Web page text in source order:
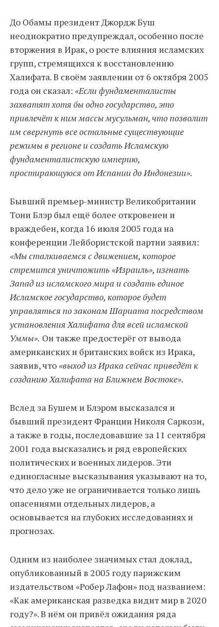
До Обамы президент Джордж Буш
неоднократно предупреждал, особенно после
вторжения в Ирак, о росте влияния исламских
групп, стремящихся к восстановлению
Халифата. В своём заявлении от 6 октября 2005
года он сказал: «Если фундаменталисты
захватят хотя бы одно государство, это
привлечёт к ним массы мусульман, что позволит
им свергнуть все остальные существующие
режимы в регионе и создать Исламскую
фундаменталистскую империю,
простирающуюся от Испании до Индонезии».
Бывший премьер-министр Великобритании
Тони Блэр был ещё более откровенен и
враждебен, когда 16 июля 2005 года на
конференции Лейбористской партии заявил:
«Мы сталкиваемся с движением, которое
стремится уничтожить «Израиль», изгнать
Запад из исламского мира и создать единое
Исламское государство, которое будет
управляться по законам Шариата посредством
установления Халифата для всей исламской
Уммы». Он также предостерёг от вывода
американских и британских войск из Ирака,
заявив, что «выход из Ирака сейчас приведёт к
созданию Халифата на Ближнем Востоке».
Вслед за Бушем и Блэром высказался и
бывший президент Франции Николя Саркози,
а также в годы, последовавшие за 11 сентября
2001 года высказались и ряд европейских
политических и военных лидеров. Эти
единогласные высказывания указывают на то,
что дело уже не ограничивается только лишь
опасениями отдельных лидеров, а
основывается на глубоких исследованиях и
прогнозах.
Одним из наиболее значимых стал доклад,
опубликованный в 2005 году парижским
издательством «Робер Лафон» под названием:
«Как американская разведка видит мир в 2020
году?». В нём он привёл ожидания ряда